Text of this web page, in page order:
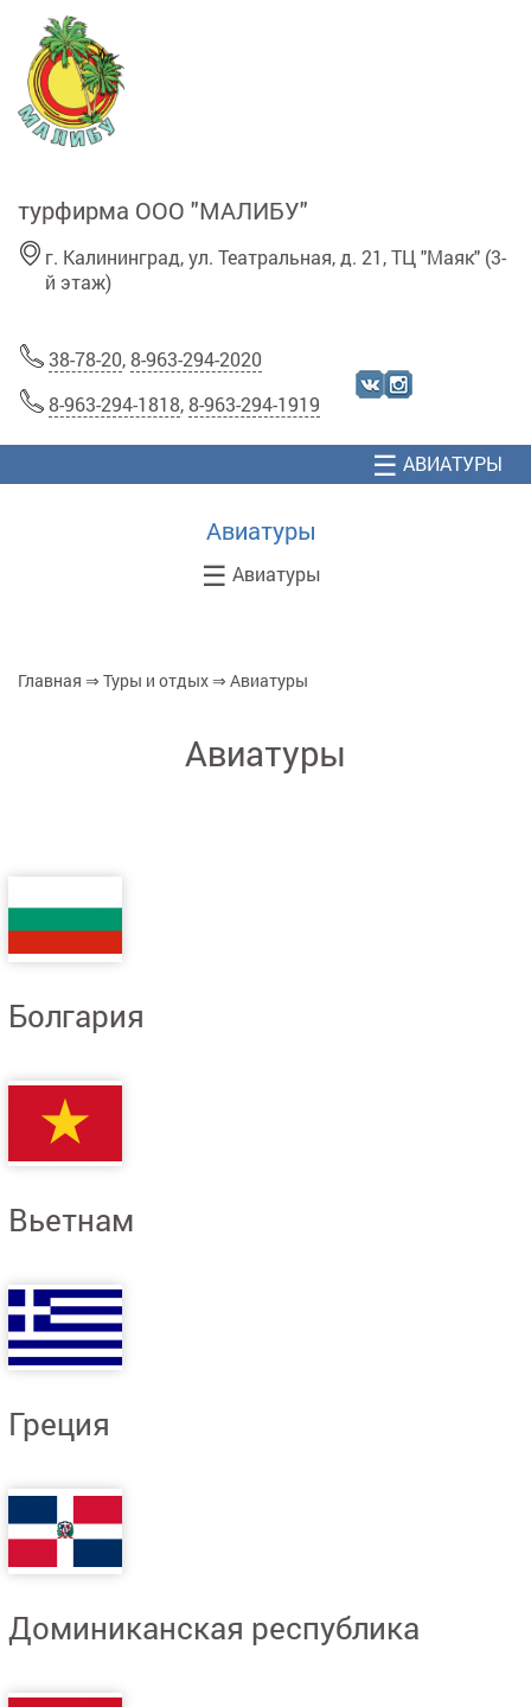
Перейти к основному содержанию
турфирма ООО "МАЛИБУ"
г. Калининград, ул. Театральная, д. 21, ТЦ "Маяк" (3-
й этаж)
38-78-20,8-963-294-2020
8-963-294-1818,8-963-294-1919
☰ АВИАТУРЫ
Авиатуры
☰ Авиатуры
Вы здесь
Главная ⇒ Туры и отдых⇒ Авиатуры
Авиатуры
Болгария
Вьетнам
Греция
Доминиканская республика